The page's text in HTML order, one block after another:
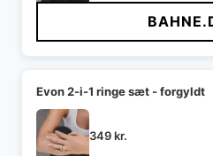
Evon 2-i-1 ringe sæt - forgyldt
349kr.